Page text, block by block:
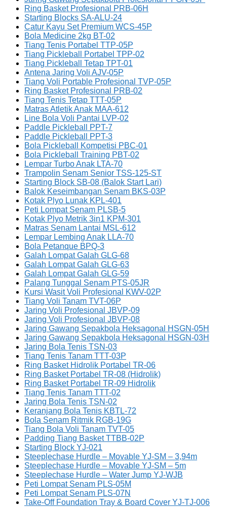
Ring Basket Profesional PRB-06H
Starting Blocks SA-ALU-24
Catur Kayu Set Premium WCS-45P
Bola Medicine 2kg BT-02
Tiang Tenis Portabel TTP-05P
Tiang Pickleball Portabel TPP-02
Tiang Pickleball Tetap TPT-01
Antena Jaring Voli AJV-05P
Tiang Voli Portable Profesional TVP-05P
Ring Basket Profesional PRB-02
Tiang Tenis Tetap TTT-05P
Matras Atletik Anak MAA-612
Line Bola Voli Pantai LVP-02
Paddle Pickleball PPT-7
Paddle Pickleball PPT-3
Bola Pickleball Kompetisi PBC-01
Bola Pickleball Training PBT-02
Lempar Turbo Anak LTA-70
Trampolin Senam Senior TSS-125-ST
Starting Block SB-08 (Balok Start Lari)
Balok Keseimbangan Senam BKS-03P
Kotak Plyo Lunak KPL-401
Peti Lompat Senam PLSB-5
Kotak Plyo Metrik 3in1 KPM-301
Matras Senam Lantai MSL-612
Lempar Lembing Anak LLA-70
Bola Petanque BPQ-3
Galah Lompat Galah GLG-68
Galah Lompat Galah GLG-63
Galah Lompat Galah GLG-59
Palang Tunggal Senam PTS-05JR
Kursi Wasit Voli Profesional KWV-02P
Tiang Voli Tanam TVT-06P
Jaring Voli Profesional JBVP-09
Jaring Voli Profesional JBVP-08
Jaring Gawang Sepakbola Heksagonal HSGN-05H
Jaring Gawang Sepakbola Heksagonal HSGN-03H
Jaring Bola Tenis TSN-03
Tiang Tenis Tanam TTT-03P
Ring Basket Hidrolik Portabel TR-06
Ring Basket Portabel TR-08 (Hidrolik)
Ring Basket Portabel TR-09 Hidrolik
Tiang Tenis Tanam TTT-02
Jaring Bola Tenis TSN-02
Keranjang Bola Tenis KBTL-72
Bola Senam Ritmik RGB-19G
Tiang Bola Voli Tanam TVT-05
Padding Tiang Basket TTBB-02P
Starting Block YJ-021
Steeplechase Hurdle – Movable YJ-SM – 3,94m
Steeplechase Hurdle – Movable YJ-SM – 5m
Steeplechase Hurdle – Water Jump YJ-WJB
Peti Lompat Senam PLS-05M
Peti Lompat Senam PLS-07N
Take-Off Foundation Tray & Board Cover YJ-TJ-006